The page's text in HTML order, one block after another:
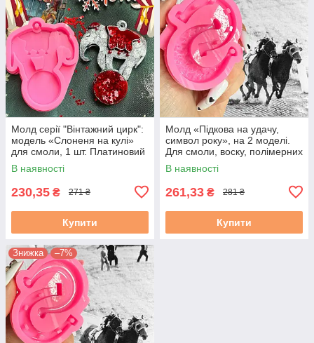
Молд серії "Вінтажний цирк":
модель «Слоненя на кулі»
для смоли, 1 шт. Платиновий
силікон, SolarArt studio
В наявності
230,35 ₴ 271 ₴
Купити
Молд «Підкова на удачу,
символ року», на 2 моделі.
Для смоли, воску, полімерних
мас, гіпсу. М. 1
В наявності
261,33 ₴ 281 ₴
Купити
Знижка –7%